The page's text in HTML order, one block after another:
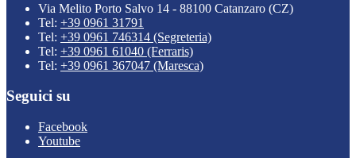
Via Melito Porto Salvo 14 - 88100 Catanzaro (CZ)
Tel: +39 0961 31791
Tel: +39 0961 746314 (Segreteria)
Tel: +39 0961 61040 (Ferraris)
Tel: +39 0961 367047 (Maresca)
Seguici su
Facebook
Youtube